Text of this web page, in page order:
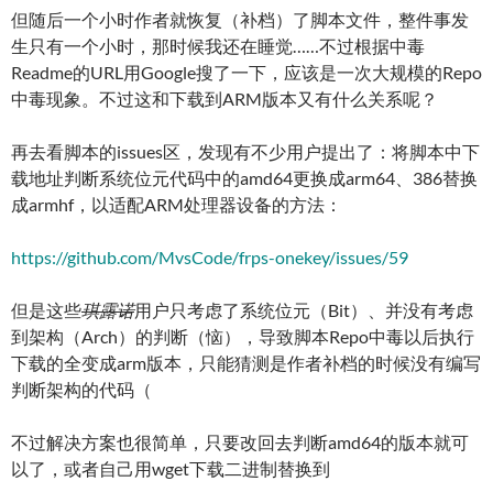
但随后一个小时作者就恢复（补档）了脚本文件，整件事发
生只有一个小时，那时候我还在睡觉……不过根据中毒
Readme的URL用Google搜了一下，应该是一次大规模的Repo
中毒现象。不过这和下载到ARM版本又有什么关系呢？
再去看脚本的issues区，发现有不少用户提出了：将脚本中下
载地址判断系统位元代码中的amd64更换成arm64、386替换
成armhf，以适配ARM处理器设备的方法：
https://github.com/MvsCode/frps-onekey/issues/59
但是这些琪露诺用户只考虑了系统位元（Bit）、并没有考虑
到架构（Arch）的判断（恼），导致脚本Repo中毒以后执行
下载的全变成arm版本，只能猜测是作者补档的时候没有编写
判断架构的代码（
不过解决方案也很简单，只要改回去判断amd64的版本就可
以了，或者自己用wget下载二进制替换到